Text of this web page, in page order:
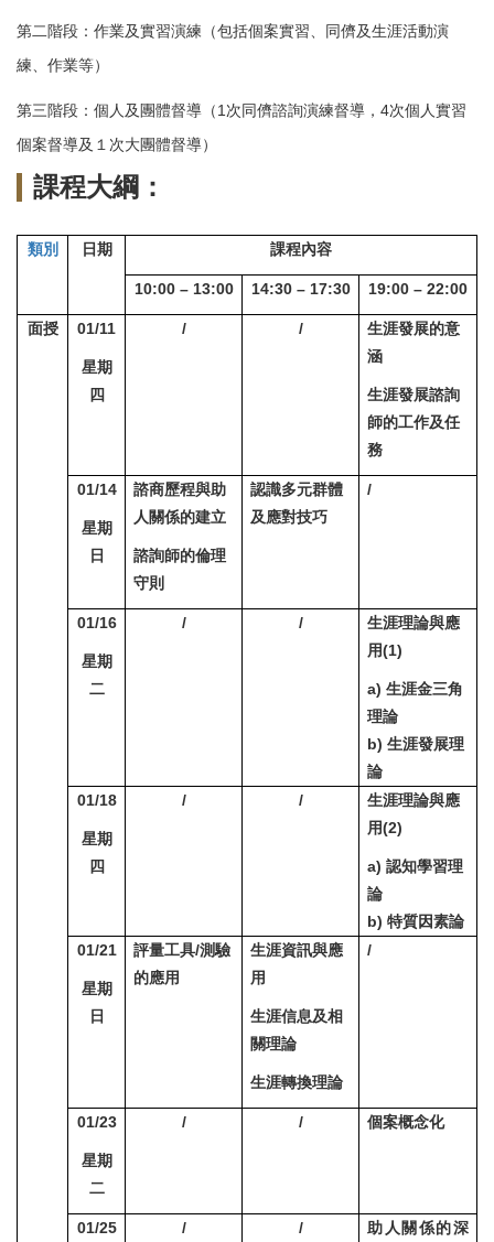
第二階段：作業及實習演練（包括個案實習、同儕及生涯活動演
練、作業等）
第三階段：個人及團體督導（1次同儕諮詢演練督導，4次個人實習
個案督導及１次大團體督導）
課程大綱：
類別 日期 課程內容
10:00 – 13:00 14:30 – 17:30 19:00 – 22:00
面授 01/11
星期
四
/ /
生涯發展的意
涵
生涯發展諮詢
師的工作及任
務
01/14
星期
日
諮商歷程與助
人關係的建立
諮詢師的倫理
守則
認識多元群體
及應對技巧
/
01/16
星期
二
/ /
生涯理論與應
用(1)
a) 生涯金三角
理論
b) 生涯發展理
論
01/18
星期
四
/ /
生涯理論與應
用(2)
a) 認知學習理
論
b) 特質因素論
01/21
星期
日
評量工具/測驗
的應用
生涯資訊與應
用
生涯信息及相
關理論
生涯轉換理論
/
01/23
星期
二
/ / 個案概念化
01/25 / /
助人關係的深